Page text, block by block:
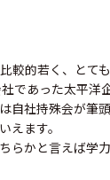
較的若く、とて
であった太平洋
自社持殊会が筆
えます。
らかと言えば学